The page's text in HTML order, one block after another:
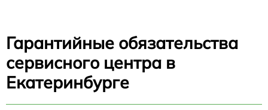
Гарантийные обязательства
сервисного центра в
Екатеринбурге